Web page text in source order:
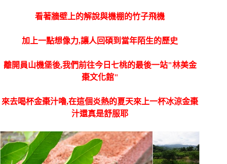
看著牆壁上的解說與機棚的竹子飛機
加上一點想像力,讓人回碩到當年陌生的歷史
離開員山機堡後,我們前往今日七桃的最後一站"林美金
棗文化館"
來去喝杯金棗汁嚕,在這個炎熱的夏天來上一杯冰涼金棗
汁還真是舒服耶